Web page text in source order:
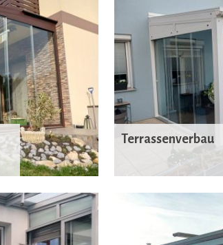
Terrassenverbau